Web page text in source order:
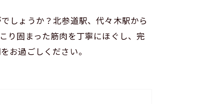
しょうか？北参道駅、代々木駅から
り固まった筋肉を丁寧にほぐし、完
お過ごしください。